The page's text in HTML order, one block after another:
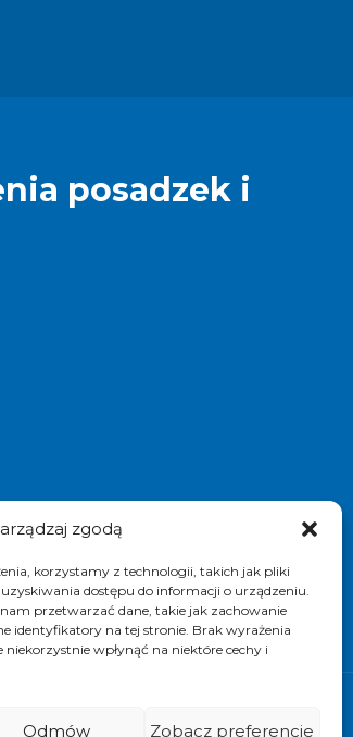
zgodą
korzystamy z technologii, takich jak pliki
dostępu do informacji o urządzeniu.
przetwarzać dane, takie jak zachowanie
identyfikatory na tej stronie. Brak wyrażenia
wpłynąć na niektóre cechy i
Odmów Zobacz preferencje
posadzek i
pozycjonowanie strony :